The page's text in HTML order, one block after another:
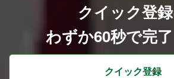
クイック登
わずか60秒で完
クイック登録